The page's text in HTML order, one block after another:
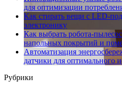
для оптимизации
Как стирать вещи с LED-
электронику
Как выбрать робота-
напольных покрытий и
Автоматизация
датчики для оптимального
Рубрики